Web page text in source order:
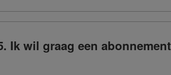
Ik wil graag een abonnement